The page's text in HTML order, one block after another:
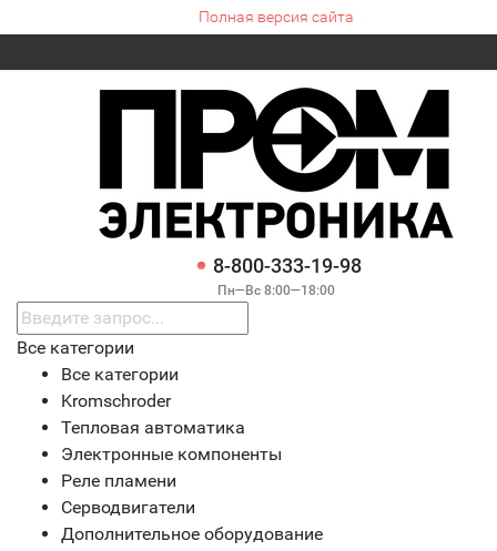
Полная версия сайта
8-800-333-19-98
Пн—Вс 8:00—18:00
Все категории
Все категории
Kromschroder
Тепловая автоматика
Электронные компоненты
Реле пламени
Серводвигатели
Дополнительное оборудование